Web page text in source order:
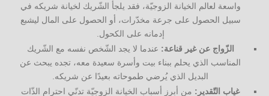
واسعة لعالم الخيانة الزوجيّة، فقد يلجأ الشّريك لخيانة شريكه في
سبيل الحصول على جرعة مخدّرات، أو الحصول على المال ليشبع
إدمانه على الكحول.
الزّواج عن غير قناعة: عندما لا يجد الشّخص نفسه مع الشّريك
المناسب الذي يحلم ببناء بيت وأسرة سعيدة معه، تجده يبحث عن
البديل الذي يُرضي طموحاته بعيدًا عن شريكه.
غياب التّقدير: من أبرز أسباب الخيانة الزوجيّة تدنّي احترام الذّات